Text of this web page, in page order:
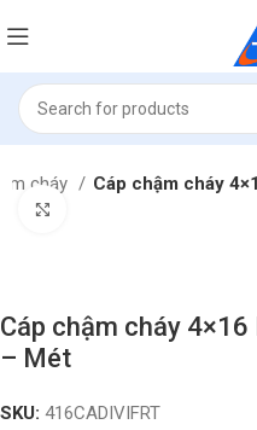
cháy Cáp chậm cháy
Cáp chậm cháy 4×16
– Mét
SKU:416CADIVIFRT